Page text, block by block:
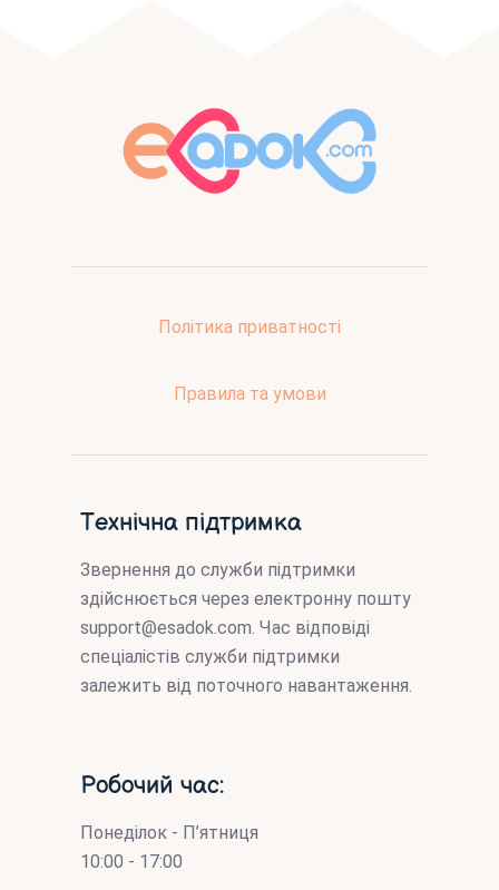
Політика приватності
Правила та умови
Технічна підтримка
Звернення до служби підтримки
здійснюється через електронну пошту
support@esadok.com . Час відповіді
спеціалістів служби підтримки
залежить від поточного навантаження.
Робочий час:
Понеділок - П’ятниця
10:00 - 17:00